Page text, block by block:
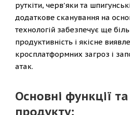
руткіти, черв'яки та
додаткове сканування на
технологій забезпечує ще
продуктивність і якісне
кросплатформних загроз і
атак.
Основні функції
продукту: